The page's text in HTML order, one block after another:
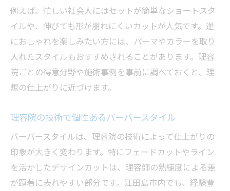
例えば、忙しい社会人にはセットが簡単なショートスタ
イルや、伸びても形が崩れにくいカットが人気です。逆
におしゃれを楽しみたい方には、パーマやカラーを取り
入れたスタイルもおすすめされることがあります。理容
院ごとの得意分野や施術事例を事前に調べておくと、理
想の仕上がりに近づけます。
理容院の技術で個性あるバーバースタイル
バーバースタイルは、理容院の技術によって仕上がりの
印象が大きく変わります。特にフェードカットやライン
を活かしたデザインカットは、理容師の熟練度による差
が顕著に表れやすい部分です。江田島市内でも、経験豊